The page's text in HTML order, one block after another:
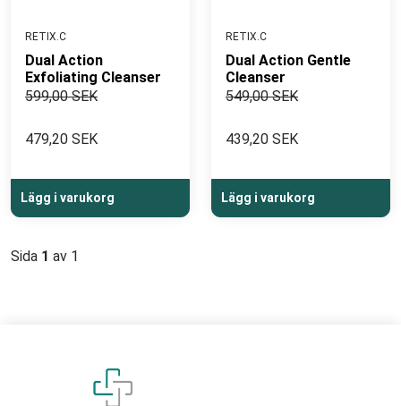
RETIX.C
Dual Action
Exfoliating Cleanser
599,00 SEK
479,20 SEK
Lägg i varukorg
RETIX.C
Dual Action Gentle
Cleanser
549,00 SEK
439,20 SEK
Lägg i varukorg
Sida 1 av 1